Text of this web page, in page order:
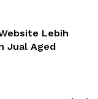
Lebih
Jual Aged